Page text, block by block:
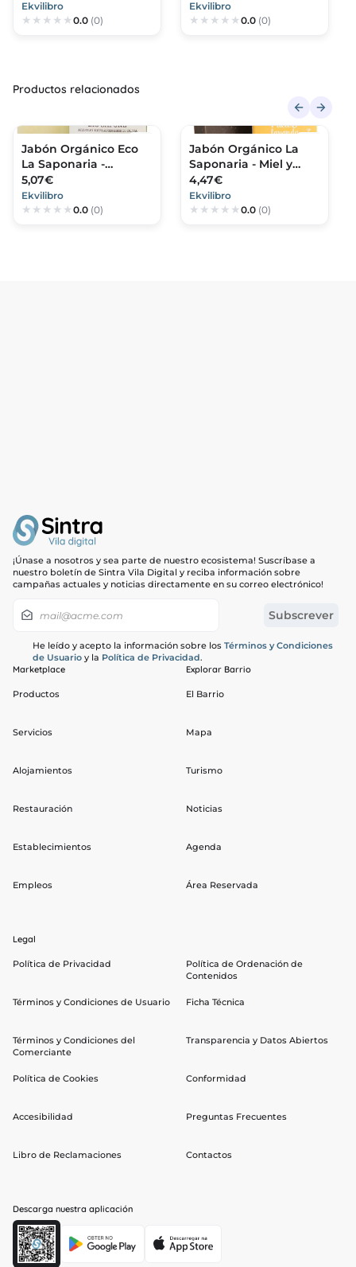
Ekvilibro
0.0 (0)
Ekvilibro
0.0(0)
Productos relacionados
Jabón Orgánico Eco
La Saponaria -
Marsella
5,07€
Ekvilibro
0.0 (0)
Jabón Orgánico La
Saponaria - Miel y
Lavanda
4,47€
Ekvilibro
0.0(0)
¡Únase a nosotros y sea parte de nuestro ecosistema! Suscríbase a
nuestro boletín de Sintra Vila Digital y reciba información sobre
campañas actuales y noticias directamente en su correo electrónico!
He leído y acepto la información sobre los Términos y Condiciones
de Usuario y la Política de Privacidad.
Marketplace
Productos
Servicios
Alojamientos
Restauración
Establecimientos
Empleos
Explorar Barrio
El Barrio
Mapa
Turismo
Noticias
Agenda
Área Reservada
Legal
Política de Privacidad
Términos y Condiciones de Usuario
Términos y Condiciones del
Comerciante
Política de Cookies
Accesibilidad
Libro de Reclamaciones
Política de Ordenación de
Contenidos
Ficha Técnica
Transparencia y Datos Abiertos
Conformidad
Preguntas Frecuentes
Contactos
Descarga nuestra aplicación